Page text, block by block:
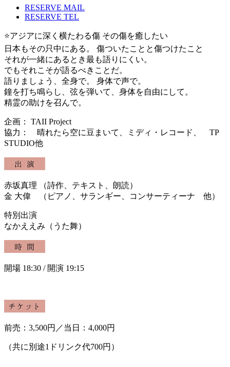
RESERVE MAIL
RESERVE TEL
⭐️アジアに深く横たわる傷 その傷を癒したい
日本もその只中にある。 傷ついたことと傷つけたこと
それが一緒にあるとき最も語りにくい。
でもそれこそが語るべきことだ。
語りましょう、全身で。 身体で声で。
鐘を打ち鳴らし、弦を弾いて、身体を自由にして。
精霊の助けを召んで。
企画： TAII Project
協力： 晴れたら空に豆まいて、ミディ・レコード、 TP
STUDIO他
赤坂真理 （詩作、テキスト、朗読）
金 大偉 （ピアノ、サランギー、コンサーティーナ 他）
特別出演
なかええみ（うた舞）
開場 18:30 / 開演 19:15
前売：3,500円／当日：4,000円
（共に別途1ドリンク代700円）